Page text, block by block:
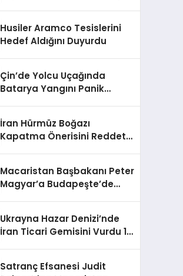
Husiler Aramco Tesislerini
Hedef Aldığını Duyurdu
Çin’de Yolcu Uçağında
Batarya Yangını Panik
İran Hürmüz Boğazı
Kapatma Önerisini Reddetti
Macaristan Başbakanı Peter
Magyar’a Budapeşte’de
Ukrayna Hazar Denizi’nde
İran Ticari Gemisini Vurdu 1
Satranç Efsanesi Judit